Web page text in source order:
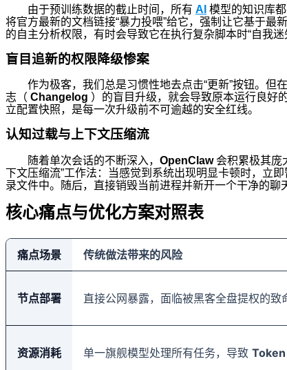
由于预训练数据的截止时间，所有 AI 模型的知识库
将官方最新的文档链接“暴力投喂”给它，强制让它基于
的自主分析权限，有时会导致它在执行复杂脚本时“自我
盲目追新的权限降级惨案
作为极客，我们总是习惯性地去点击“更新”按钮。但在
志（ Changelog ）的盲目升级，就会导致原本运行良好
立配置快照，是每一次升级前不可逾越的安全红线。
认知过载与上下文压缩流
随着单次会话的不断深入， OpenClaw会积累极其庞
下文压缩流”工作法：当感觉到系统出现明显卡顿时，立
录文件中。随后，直接销毁当前进程并新开一个干净的
核心痛点与优化方案对照表
痛点场景 传统做法带来的风险
节点部署 直接公网暴露，面临被黑客全盘提权的致
资源消耗 单一旗舰模型处理所有任务，导致 Token